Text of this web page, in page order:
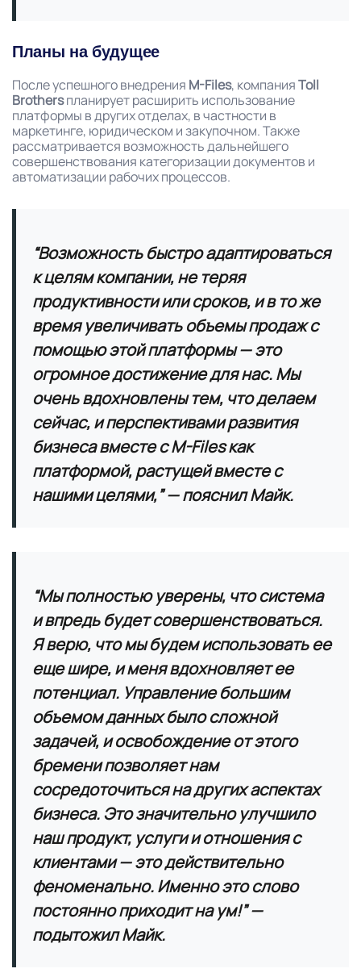
Планы на будущее
После успешного внедрения M-Files, компанияToll
Brothersпланирует расширить использование
платформы в других отделах, в частности в
маркетинге, юридическом и закупочном. Также
рассматривается возможность дальнейшего
совершенствования категоризации документов и
автоматизации рабочих процессов.
“Возможность быстро адаптироваться
к целям компании, не теряя
продуктивности или сроков, и в то же
время увеличивать объемы продаж с
помощью этой платформы — это
огромное достижение для нас. Мы
очень вдохновлены тем, что делаем
сейчас, и перспективами развития
бизнеса вместе с M-Files как
платформой, растущей вместе с
нашими целями,” — пояснил Майк.
“Мы полностью уверены, что система
и впредь будет совершенствоваться.
Я верю, что мы будем использовать ее
еще шире, и меня вдохновляет ее
потенциал. Управление большим
объемом данных было сложной
задачей, и освобождение от этого
бремени позволяет нам
сосредоточиться на других аспектах
бизнеса. Это значительно улучшило
наш продукт, услуги и отношения с
клиентами — это действительно
феноменально. Именно это слово
постоянно приходит на ум!”—
подытожил Майк.